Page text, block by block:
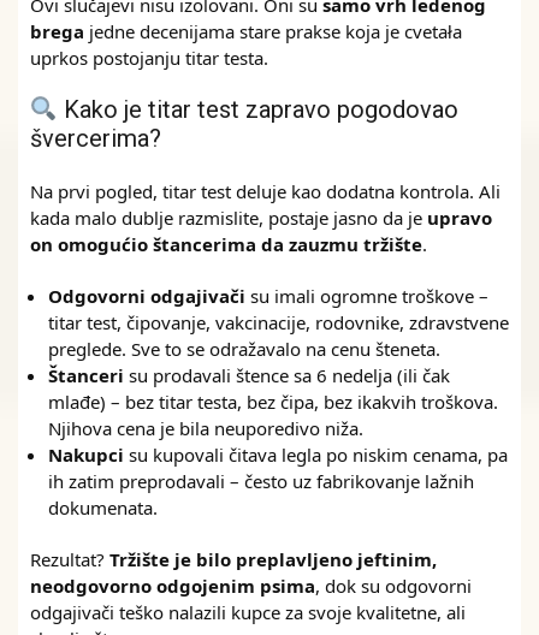
brega jedne decenijama stare prakse koja je cvetała
uprkos postojanju titar testa.
Kako je titar test zapravo pogodovao
švercerima?
Na prvi pogled, titar test deluje kao dodatna kontrola. Ali
kada malo dublje razmislite, postaje jasno da je upravo
on omogućio štancerima da zauzmu tržište.
Odgovorni odgajivači su imali ogromne troškove –
titar test, čipovanje, vakcinacije, rodovnike, zdravstvene
preglede. Sve to se odražavalo na cenu šteneta.
Štanceri su prodavali štence sa 6 nedelja (ili čak
mlađe) – bez titar testa, bez čipa, bez ikakvih troškova.
Njihova cena je bila neuporedivo niža.
Nakupci su kupovali čitava legla po niskim cenama, pa
ih zatim preprodavali – često uz fabrikovanje lažnih
dokumenata.
Rezultat? Tržište je bilo preplavljeno jeftinim,
neodgovorno odgojenim psima, dok su odgovorni
odgajivači teško nalazili kupce za svoje kvalitetne, ali